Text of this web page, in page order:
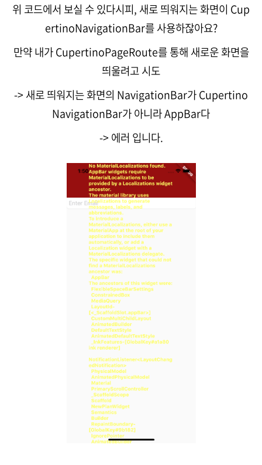
위 코드에서 보실 수 있다시피, 새로 띄워지는 화면이 Cup
ertinoNavigationBar를 사용하잖아요?
만약 내가 CupertinoPageRoute를 통해 새로운 화면을
띄울려고 시도
-> 새로 띄워지는 화면의 NavigationBar가 Cupertino
NavigationBar가 아니라 AppBar다
-> 에러 입니다.